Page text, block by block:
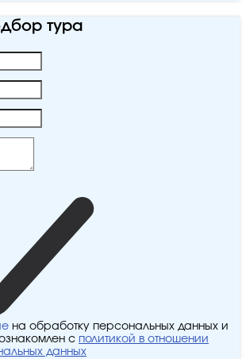
тура
на обработку персональных данных и
с политикой в отношении
данных